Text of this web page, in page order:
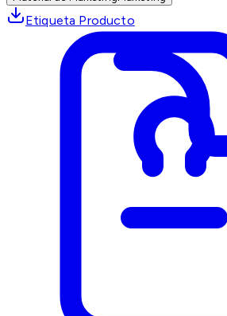
Etiqueta Producto